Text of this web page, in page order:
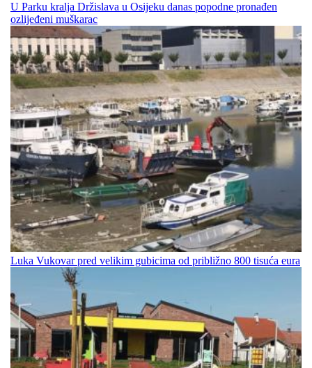
U Parku kralja Držislava u Osijeku danas popodne pronađen
ozlijeđeni muškarac
Luka Vukovar pred velikim gubicima od približno 800 tisuća eura